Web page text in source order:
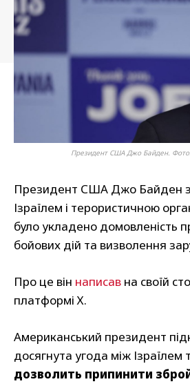
Президент США Джо Байден.
Президент США Джо Байден
Ізраїлем і терористичною
було укладено домовленість
бойових дій та визволення
Про це він написав на своїй
платформі Х.
Американський президент
досягнута угода між
дозволить припинити